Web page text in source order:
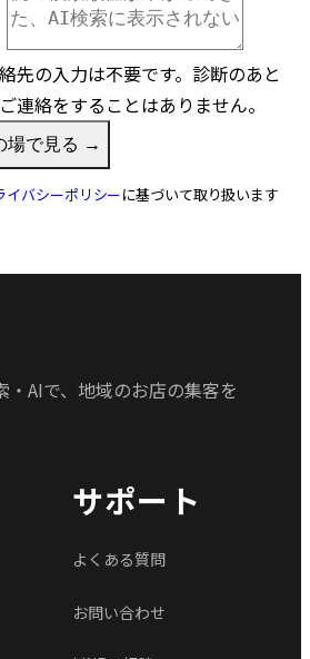
先の入力は不要です。診断のあと
連絡をすることはありません。
場で見る →
イバシーポリシーに基づいて取り扱います
AIで、 地域のお店の集客を
サポート
よくある質問
お問い合わせ